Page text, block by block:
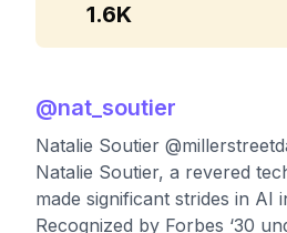
1.6K
@nat_soutier
Natalie Soutier
Natalie Soutier, a revered
made significant strides in AI
Recognized by Forbes ‘30